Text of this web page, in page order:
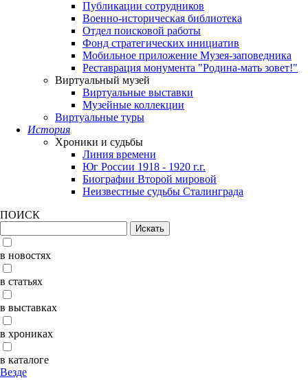
Публикации сотрудников
Военно-историческая библиотека
Отдел поисковой работы
Фонд стратегических инициатив
Мобильное приложение Музея-заповедника
Реставрация монумента "Родина-мать зовет!"
Виртуальный музей
Виртуальные выставки
Музейные коллекции
Виртуальные туры
История
Хроники и судьбы
Линия времени
Юг России 1918 - 1920 г.г.
Биографии Второй мировой
Неизвестные судьбы Сталинграда
ПОИСК
в новостях
в статьях
в выставках
в хрониках
в каталоге
Везде